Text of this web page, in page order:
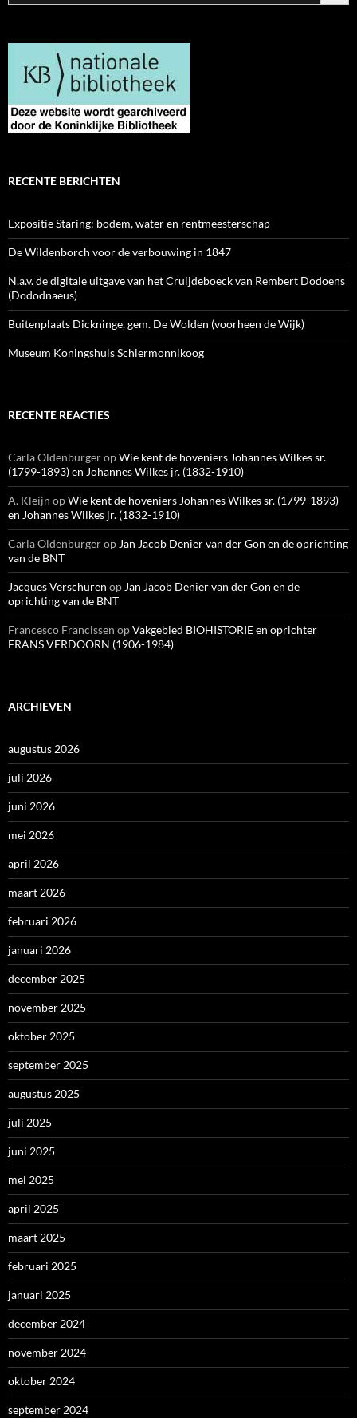
RECENTE BERICHTEN
Expositie Staring: bodem, water en rentmeesterschap
De Wildenborch voor de verbouwing in 1847
N.a.v. de digitale uitgave van het Cruijdeboeck van Rembert Dodoens
(Dododnaeus)
Buitenplaats Dickninge, gem. De Wolden (voorheen de Wijk)
Museum Koningshuis Schiermonnikoog
RECENTE REACTIES
Carla OldenburgeropWie kent de hoveniers Johannes Wilkes sr.
(1799-1893) en Johannes Wilkes jr. (1832-1910)
A. Kleijn opWie kent de hoveniers Johannes Wilkes sr. (1799-1893)
en Johannes Wilkes jr. (1832-1910)
Carla Oldenburgerop Jan Jacob Denier van der Gon en de oprichting
van de BNT
Jacques Verschuren op Jan Jacob Denier van der Gon en de
oprichting van de BNT
Francesco Francissen opVakgebied BIOHISTORIE en oprichter
FRANS VERDOORN (1906-1984)
ARCHIEVEN
augustus 2026
juli 2026
juni 2026
mei 2026
april 2026
maart 2026
februari 2026
januari 2026
december 2025
november 2025
oktober 2025
september 2025
augustus 2025
juli 2025
juni 2025
mei 2025
april 2025
maart 2025
februari 2025
januari 2025
december 2024
november 2024
oktober 2024
september 2024